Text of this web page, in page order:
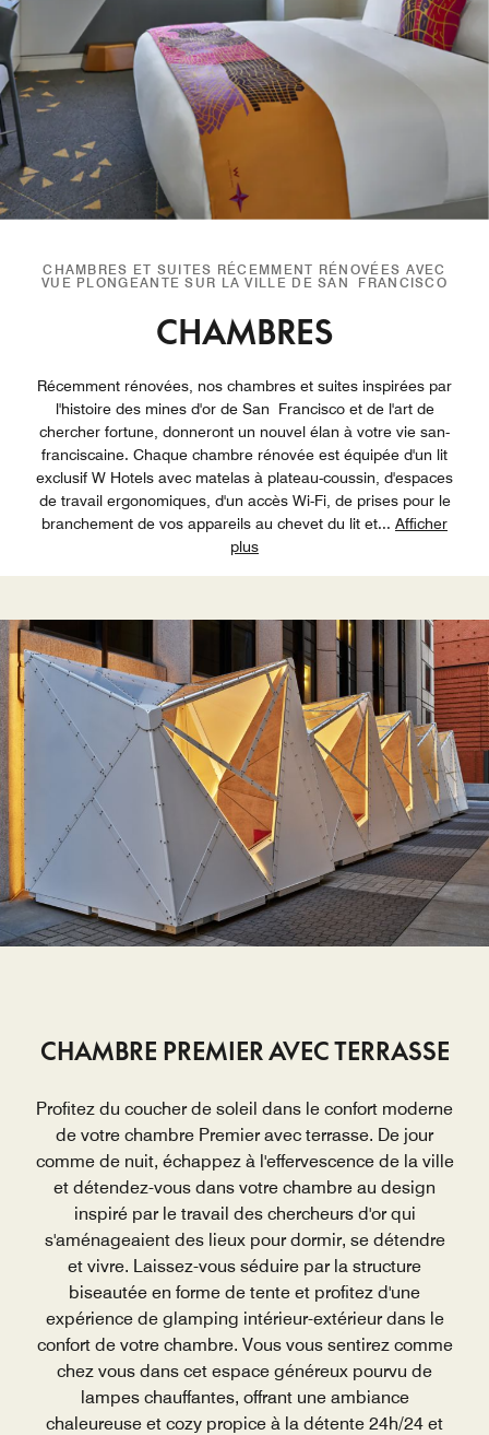
CHAMBRES ET SUITES RÉCEMMENT RÉNOVÉES AVEC
VUE PLONGEANTE SUR LA VILLE DE SAN FRANCISCO
CHAMBRES
Récemment rénovées, nos chambres et suites inspirées par
l'histoire des mines d'or de San Francisco et de l'art de
chercher fortune, donneront un nouvel élan à votre vie san-
franciscaine. Chaque chambre rénovée est équipée d'un lit
exclusif W Hotels avec matelas à plateau-coussin, d'espaces
de travail ergonomiques, d'un accès Wi-Fi, de prises pour le
branchement de vos appareils au chevet du lit et... Afficher
plus
CHAMBRE PREMIER AVEC TERRASSE
Profitez du coucher de soleil dans le confort moderne
de votre chambre Premier avec terrasse. De jour
comme de nuit, échappez à l'effervescence de la ville
et détendez-vous dans votre chambre au design
inspiré par le travail des chercheurs d'or qui
s'aménageaient des lieux pour dormir, se détendre
et vivre. Laissez-vous séduire par la structure
biseautée en forme de tente et profitez d'une
expérience de glamping intérieur-extérieur dans le
confort de votre chambre. Vous vous sentirez comme
chez vous dans cet espace généreux pourvu de
lampes chauffantes, offrant une ambiance
chaleureuse et cozy propice à la détente 24h/24 et